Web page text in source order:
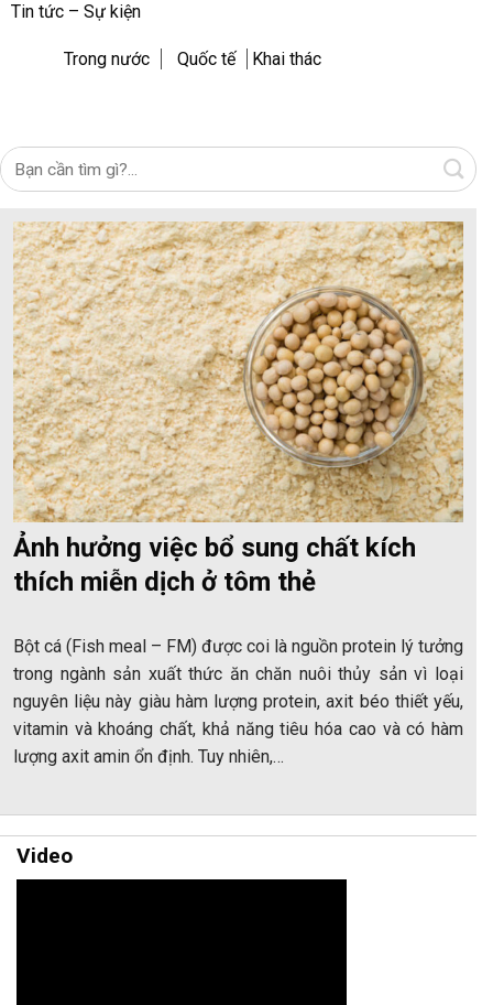
Tin tức – Sự kiện
Trong nước Quốc tế Khai thác
Ảnh hưởng việc bổ sung chất kích
thích miễn dịch ở tôm thẻ
Bột cá (Fish meal – FM) được coi là nguồn protein lý tưởng
trong ngành sản xuất thức ăn chăn nuôi thủy sản vì loại
nguyên liệu này giàu hàm lượng protein, axit béo thiết yếu,
vitamin và khoáng chất, khả năng tiêu hóa cao và có hàm
lượng axit amin ổn định. Tuy nhiên,…
Video